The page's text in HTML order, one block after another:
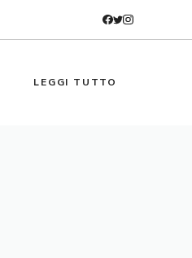
LEGGI TUTTO